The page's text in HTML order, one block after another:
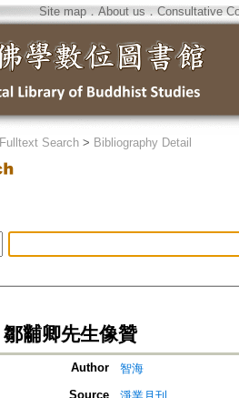
Site map．About us ． Consultative
Fulltext Search > Bibliography Detail
鄒黼卿先生像贊
Author
智海
Source